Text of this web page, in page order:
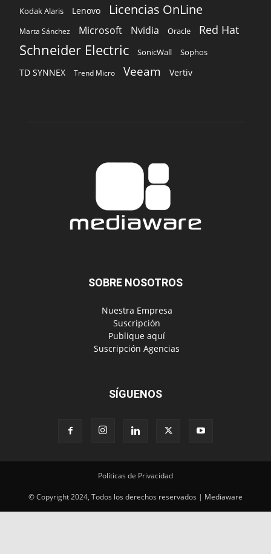
Kodak Alaris Lenovo Licencias OnLine
Marta Sánchez Microsoft Nvidia Oracle Red Hat
Schneider Electric SonicWall Sophos
TD SYNNEX Trend Micro Veeam Vertiv
SOBRE NOSOTROS
‎ Nuestra Empresa
‎ Suscripción
‎ Publique aquí
‎ Suscripción Agencias
SÍGUENOS
Políticas de Privacidad
© Copyright 2024, Todos los derechos reservados | Mediaware